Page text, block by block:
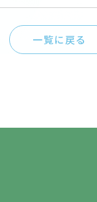
一覧に戻る